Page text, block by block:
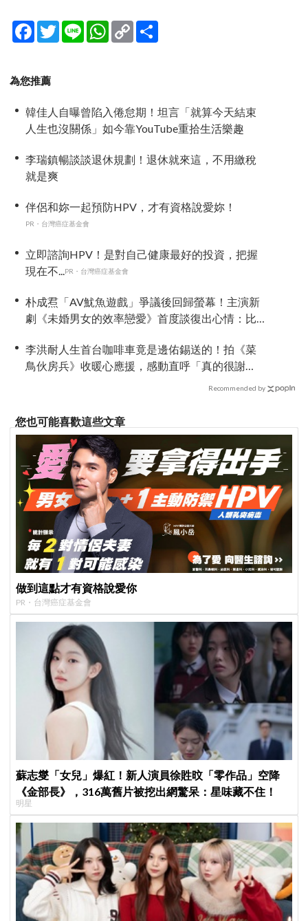
Facebook
TwitterLine WhatsApp
Copy
Link
為您推薦
韓佳人自曝曾陷入倦怠期！坦言「就算今天結束
人生也沒關係」如今靠YouTube重拾生活樂趣
李瑞鎮暢談談退休規劃！退休就來這，不用繳稅
就是爽
伴侶和妳一起預防HPV，才有資格說愛妳！
PR・台灣癌症基金會
立即諮詢HPV！是對自己健康最好的投資，把握
現在不...PR・台灣癌症基金會
朴成焄「AV魷魚遊戲」爭議後回歸螢幕！主演新
劇《未婚男女的效率戀愛》首度談復出心情：比
李洪耐人生首台咖啡車竟是邊佑錫送的！拍《菜
鳥伙房兵》收暖心應援，感動直呼「真的很謝
Recommended by
您也可能喜歡這些文章
做到這點才有資格說愛你
PR・台灣癌症基金會
蘇志燮「女兒」爆紅！新人演員徐貹旼「零作品」空降
《金部長》，316萬舊片被挖出網驚呆：星味藏不住！
明星